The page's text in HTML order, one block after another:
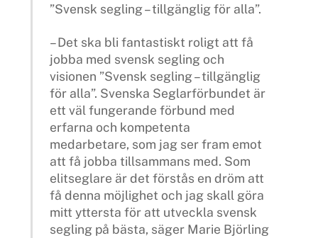
”Svensk segling – tillgänglig för alla”.
– Det ska bli fantastiskt roligt att få
jobba med svensk segling och
visionen ”Svensk segling – tillgänglig
för alla”. Svenska Seglarförbundet är
ett väl fungerande förbund med
erfarna och kompetenta
medarbetare, som jag ser fram emot
att få jobba tillsammans med. Som
elitseglare är det förstås en dröm att
få denna möjlighet och jag skall göra
mitt yttersta för att utveckla svensk
segling på bästa, säger Marie Björling